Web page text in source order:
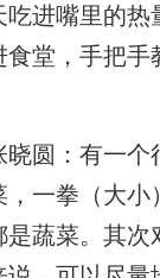
进嘴里的
堂，手把
：有一个
一拳（大
蔬菜。其